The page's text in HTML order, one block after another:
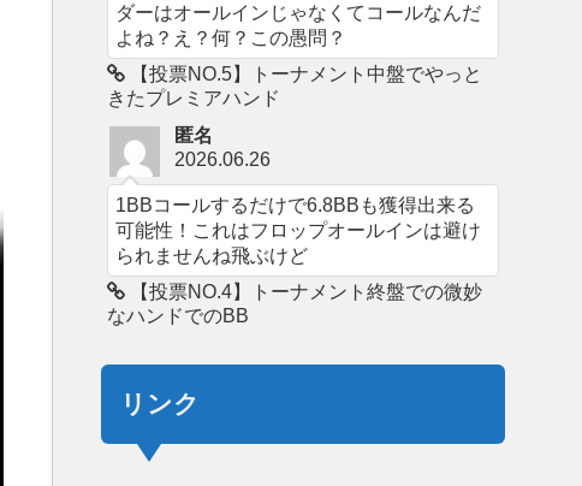
ダーはオールインじゃなくてコールなんだ
よね？え？何？この愚問？
【投票NO.5】トーナメント中盤でやっと
きたプレミアハンド
匿名
2026.06.26
1BBコールするだけで6.8BBも獲得出来る
可能性！これはフロップオールインは避け
られませんね飛ぶけど
【投票NO.4】トーナメント終盤での微妙
なハンドでのBB
リンク